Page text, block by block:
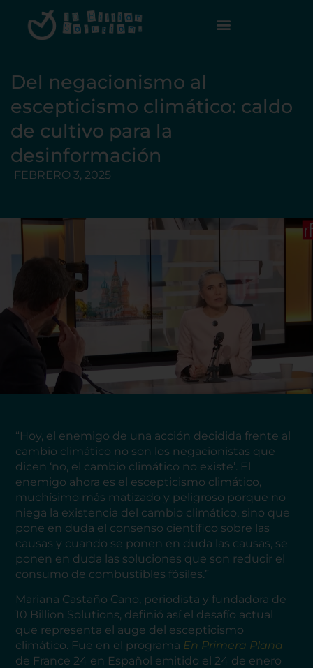
Del negacionismo al
escepticismo climático: caldo
de cultivo para la
desinformación
FEBRERO 3, 2025
“Hoy, el enemigo de una acción decidida frente al
cambio climático no son los negacionistas que
dicen ‘no, el cambio climático no existe’. El
enemigo ahora es el escepticismo climático,
muchísimo más matizado y peligroso porque no
niega la existencia del cambio climático, sino que
pone en duda el consenso científico sobre las
causas y cuando se ponen en duda las causas, se
ponen en duda las soluciones que son reducir el
consumo de combustibles fósiles.”
Mariana Castaño Cano, periodista y fundadora de
10 Billion Solutions, definió así el desafío actual
que representa el auge del escepticismo
climático. Fue en el programa En Primera Plana
de France 24 en Español emitido el 24 de enero